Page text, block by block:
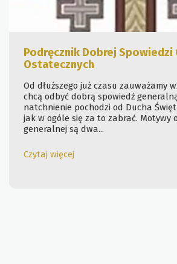
Podręcznik Dobrej Spowiedzi
Ostatecznych
Od dłuższego już czasu zauważamy
chcą odbyć dobrą spowiedź
natchnienie pochodzi od Ducha
jak w ogóle się za to zabrać. Motywy
generalnej są dwa...
Czytaj więcej